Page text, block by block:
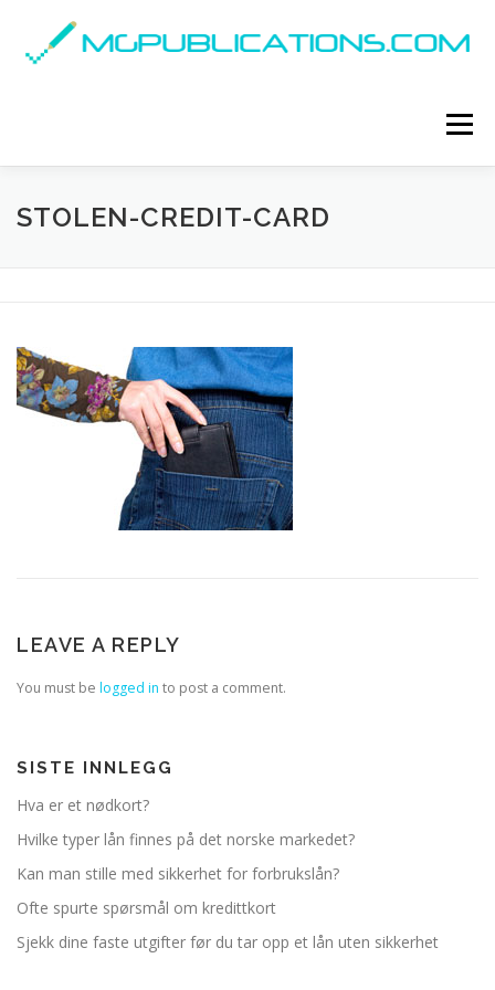
content
Menu
STOLEN-CREDIT-CARD
LEAVE A REPLY
You must be logged in to post a comment.
SISTE INNLEGG
Hva er et nødkort?
Hvilke typer lån finnes på det norske markedet?
Kan man stille med sikkerhet for forbrukslån?
Ofte spurte spørsmål om kredittkort
Sjekk dine faste utgifter før du tar opp et lån uten sikkerhet